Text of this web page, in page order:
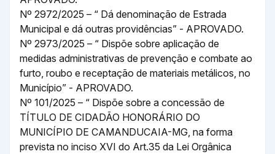
Nº 2972/2025 – “ Dá denominação de Estrada
Municipal e dá outras providências” - APROVADO.
Nº 2973/2025 – “ Dispõe sobre aplicação de
medidas administrativas de prevenção e combate ao
furto, roubo e receptação de materiais metálicos, no
Município” - APROVADO.
Nº 101/2025 – “ Dispõe sobre a concessão de
TÍTULO DE CIDADÃO HONORÁRIO DO
MUNICÍPIO DE CAMANDUCAIA-MG, na forma
prevista no inciso XVI do Art.35 da Lei Orgânica